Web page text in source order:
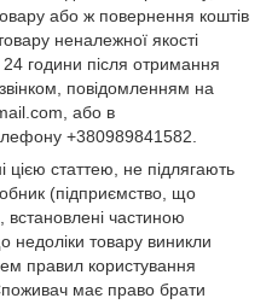
або ж повернення коштів
неналежної якості
години після отримання
повідомленням на
або в
+380989841582.
статтею, не підлягають
(підприємство, що
частиною
недоліки товару виникли
правил користування
має право брати